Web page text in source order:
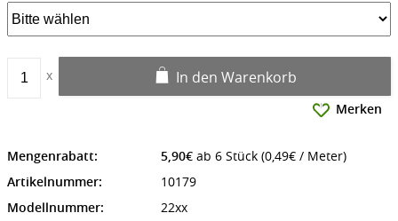
In den Warenkorb
Merken
Mengenrabatt: 5,90€ab 6 Stück (0,49€ / Meter)
Artikelnummer:
10179
Modellnummer:
22xx